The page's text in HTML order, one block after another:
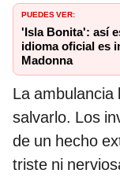
PUEDES VER:
'Isla Bonita': así
idioma oficial es
Madonna
La ambulancia
salvarlo. Los
de un hecho
triste ni